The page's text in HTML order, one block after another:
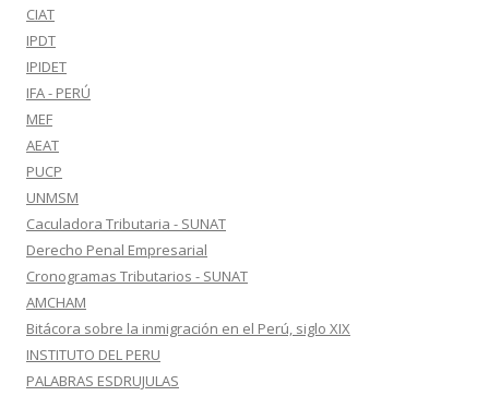
CIAT
IPDT
IPIDET
IFA - PERÚ
MEF
AEAT
PUCP
UNMSM
Caculadora Tributaria - SUNAT
Derecho Penal Empresarial
Cronogramas Tributarios - SUNAT
AMCHAM
Bitácora sobre la inmigración en el Perú, siglo XIX
INSTITUTO DEL PERU
PALABRAS ESDRUJULAS